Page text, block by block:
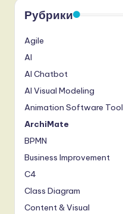
Рубрики
Agile
AI
AI Chatbot
AI Visual Modeling
Animation Software Tool
ArchiMate
BPMN
Business Improvement
C4
Class Diagram
Content & Visual